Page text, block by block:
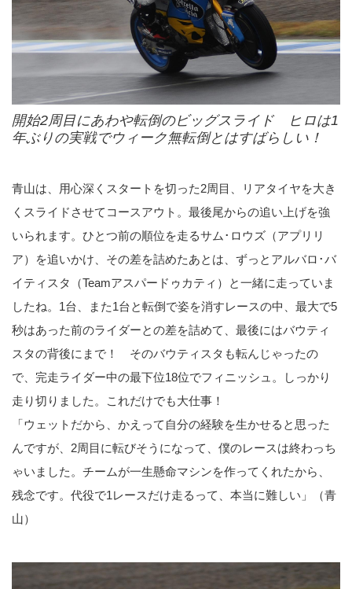
開始2周目にあわや転倒のビッグスライド ヒロは1
年ぶりの実戦でウィーク無転倒とはすばらしい！
青山は、用心深くスタートを切った2周目、リアタイヤを大き
くスライドさせてコースアウト。最後尾からの追い上げを強
いられます。ひとつ前の順位を走るサム･ロウズ（アプリリ
ア）を追いかけ、その差を詰めたあとは、ずっとアルバロ･バ
イティスタ（Teamアスパードゥカティ）と一緒に走っていま
したね。1台、また1台と転倒で姿を消すレースの中、最大で5
秒はあった前のライダーとの差を詰めて、最後にはバウティ
スタの背後にまで！ そのバウティスタも転んじゃったの
で、完走ライダー中の最下位18位でフィニッシュ。しっかり
走り切りました。これだけでも大仕事！
「ウェットだから、かえって自分の経験を生かせると思った
んですが、2周目に転びそうになって、僕のレースは終わっち
ゃいました。チームが一生懸命マシンを作ってくれたから、
残念です。代役で1レースだけ走るって、本当に難しい」（青
山）